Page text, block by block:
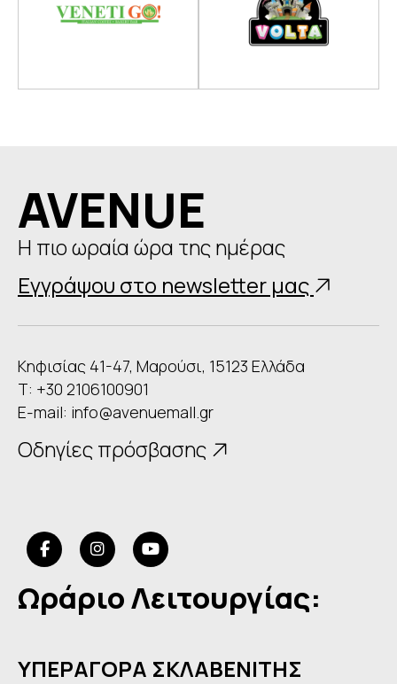
AVENUE
Η πιο ωραία ώρα της ημέρας
Εγγράψου στο newsletter μας
Κηφισίας 41-47, Μαρούσι, 15123 Ελλάδα
Τ: +30 2106100901
E-mail: info@avenuemall.gr
Οδηγίες πρόσβασης
Ωράριο Λειτουργίας:
ΥΠΕΡΑΓΟΡΑ ΣΚΛΑΒΕΝΙΤΗΣ